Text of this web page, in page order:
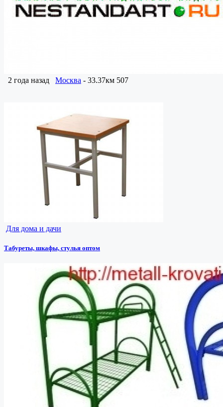
2 года назад Москва - 33.37км 507
Для дома и дачи
Табуреты, шкафы, стулья оптом